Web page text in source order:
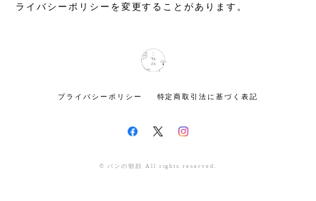
ライバシーポリシーを変更することがあります。
プライバシーポリシー 特定商取引法に基づく表記
© パンの朝顔 All rights reserved.